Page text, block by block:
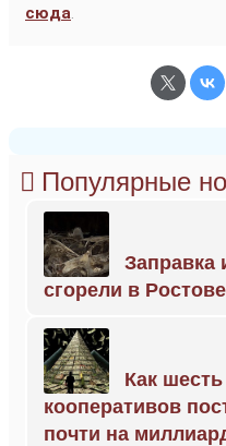
сюда.
Популярные
Заправка
сгорели в Ростове
Как
кооперативов
почти на